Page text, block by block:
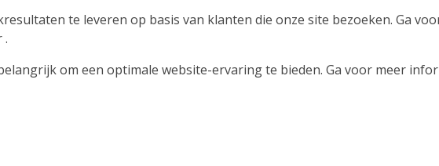
te leveren op basis van klanten die onze site bezoeken. Ga
.
om een optimale website-ervaring te bieden. Ga voor meer